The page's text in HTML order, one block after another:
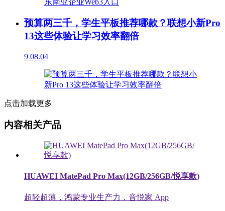
预算两三千，学生平板推荐哪款？联想小新Pro
13这些体验让学习效率翻倍
9 08.04
点击加载更多
内容相关产品
HUAWEI MatePad Pro Max(12GB/256GB/悦享款)
超轻超薄，鸿蒙专业生产力，音悦家 App